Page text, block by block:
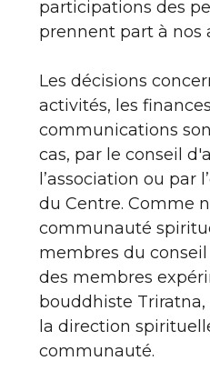
participations des
prennent part à nos
Les décisions
activités, les
communications
cas, par le conseil
l’association ou par
du Centre. Comme
communauté
membres du
des membres
bouddhiste Triratna,
la direction
communauté.